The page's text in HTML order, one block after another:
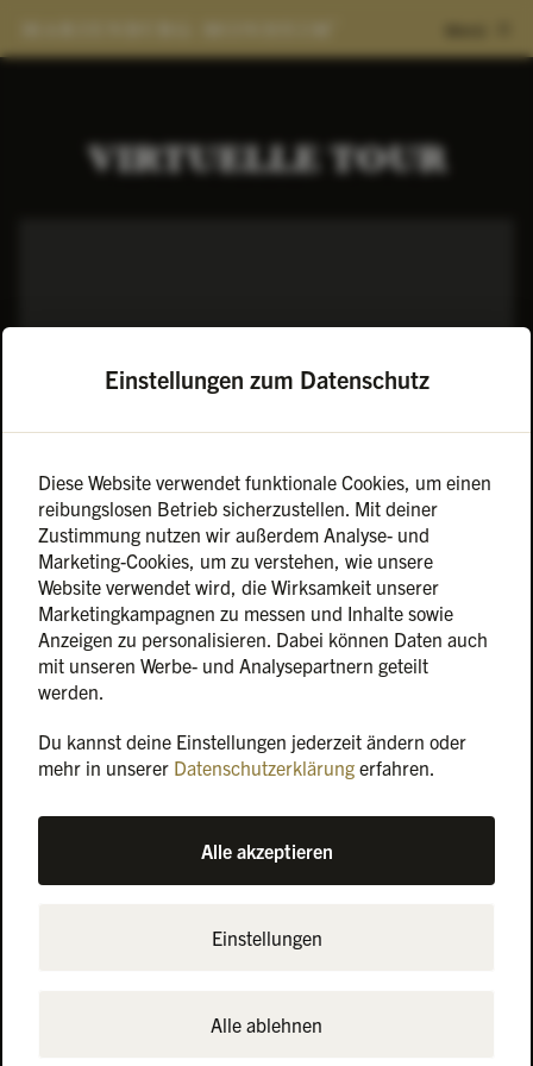
VIRTUELLE TOUR
Anschrift
DE-40789 Monheim am Rhein
Einstellungen zum Datenschutz
Diese Website verwendet funktionale Cookies, um einen
reibungslosen Betrieb sicherzustellen. Mit deiner
Zustimmung nutzen wir außerdem Analyse- und
Marketing-Cookies, um zu verstehen, wie unsere
Website verwendet wird, die Wirksamkeit unserer
Marketingkampagnen zu messen und Inhalte sowie
Anzeigen zu personalisieren. Dabei können Daten auch
mit unseren Werbe- und Analysepartnern geteilt
werden.
Du kannst deine Einstellungen jederzeit ändern oder
mehr in unserer Datenschutzerklärung erfahren.
Alle akzeptieren
Einstellungen
Alle ablehnen